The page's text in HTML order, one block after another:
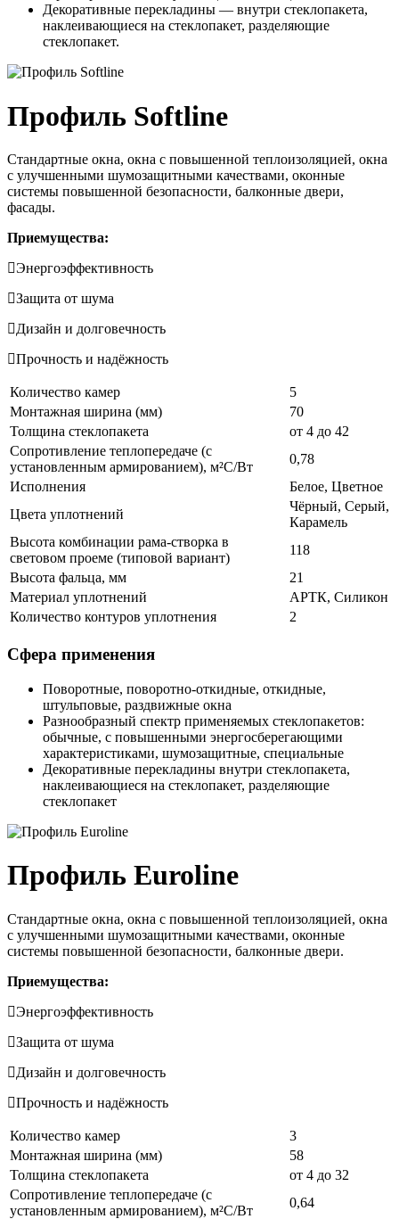
Декоративные перекладины — внутри стеклопакета,
наклеивающиеся на стеклопакет, разделяющие
стеклопакет.
Профиль Softline
Стандартные окна, окна с повышенной теплоизоляцией, окна
с улучшенными шумозащитными качествами, оконные
системы повышенной безопасности, балконные двери,
фасады.
Приемущества:
Энергоэффективность
Защита от шума
Дизайн и долговечность
Прочность и надёжность
Количество камер
5
Монтажная ширина (мм)
70
Толщина стеклопакета
от 4 до 42
Сопротивление теплопередаче (с
установленным армированием), м²С/Вт
0,78
Исполнения
Белое, Цветное
Цвета уплотнений
Чёрный, Серый,
Карамель
Высота комбинации рама-створка в
световом проеме (типовой вариант)
118
Высота фальца, мм
21
Материал уплотнений
АРТК, Силикон
Количество контуров уплотнения
2
Сфера применения
Поворотные, поворотно-откидные, откидные,
штульповые, раздвижные окна
Разнообразный спектр применяемых стеклопакетов:
обычные, с повышенными энергосберегающими
характеристиками, шумозащитные, специальные
Декоративные перекладины внутри стеклопакета,
наклеивающиеся на стеклопакет, разделяющие
стеклопакет
Профиль Euroline
Стандартные окна, окна с повышенной теплоизоляцией, окна
с улучшенными шумозащитными качествами, оконные
системы повышенной безопасности, балконные двери.
Приемущества:
Энергоэффективность
Защита от шума
Дизайн и долговечность
Прочность и надёжность
Количество камер
3
Монтажная ширина (мм)
58
Толщина стеклопакета
от 4 до 32
Сопротивление теплопередаче (с
установленным армированием), м²С/Вт
0,64